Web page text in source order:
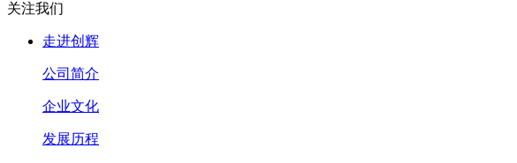
关注我们
走进创辉
公司简介
企业文化
发展历程